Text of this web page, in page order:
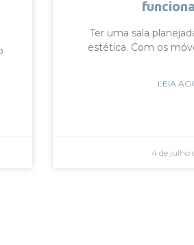
Ter uma sala
estética. Com os
LEIA
4 de julho